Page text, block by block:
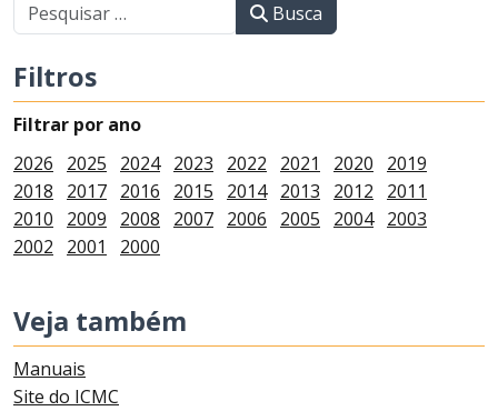
Busca
Filtros
Filtrar por ano
2026
2025 2024 2023 2022 2021 2020
2019
2018
2017 2016 2015 2014 2013 2012
2011
2010
2009 2008 2007 2006 2005 2004 2003
2002
2001 2000
Veja também
Manuais
Site do ICMC